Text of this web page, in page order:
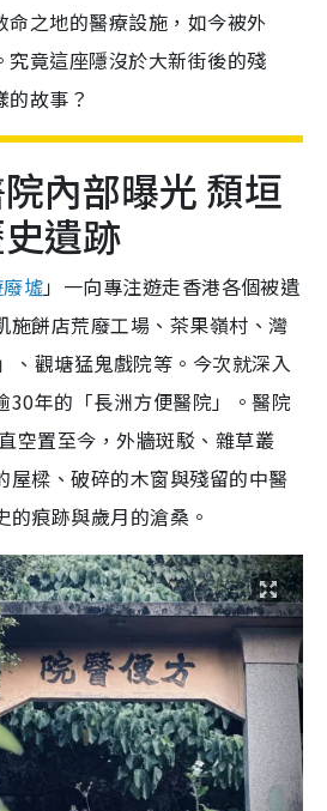
命之地的醫療設施，如今被外
究竟這座隱沒於大新街後的殘
故事？
內部曝光 頹垣
遺跡
墟」一向專注遊走香港各個被遺
施餅店荒廢工場、茶果嶺村、灣
、觀塘猛鬼戲院等。今次就深入
30年的「長洲方便醫院」。醫院
空置至今，外牆斑駁、雜草叢
屋樑、破碎的木窗與殘留的中醫
痕跡與歲月的滄桑。